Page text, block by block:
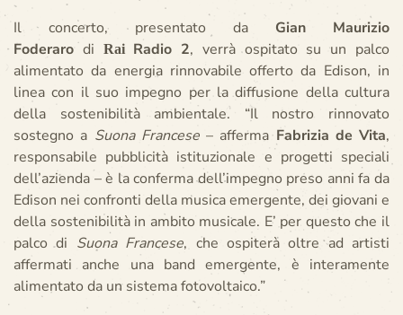
Il concerto, presentato da Gian Maurizio
Foderaro di RaiRadio 2, verrà ospitato su un palco
alimentato da energia rinnovabile offerto da Edison, in
linea con il suo impegno per la diffusione della cultura
della sostenibilità ambientale. “Il nostro rinnovato
sostegno a Suona Francese– affermaFabrizia de Vita,
responsabile pubblicità istituzionale e progetti speciali
dell’azienda – è la conferma dell’impegno preso anni fa da
Edison nei confronti della musica emergente, dei giovani e
della sostenibilità in ambito musicale. E’ per questo che il
palco di Suona Francese, che ospiterà oltre ad artisti
affermati anche una band emergente, è interamente
alimentato da un sistema fotovoltaico.”